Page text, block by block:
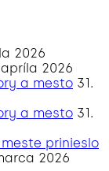
2026
apríla 2026
a mesto 31.
a mesto 31.
prinieslo
2026